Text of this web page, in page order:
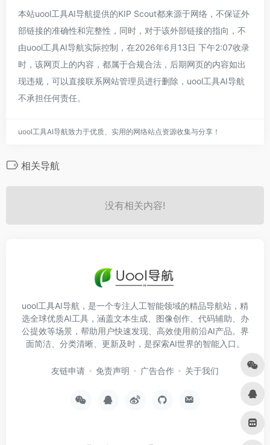
本站uool工具AI导航提供的KIP Scout都来源于网络，不保证外
部链接的准确性和完整性，同时，对于该外部链接的指向，不
由uool工具AI导航实际控制，在2026年6月13日 下午2:07收录
时，该网页上的内容，都属于合规合法，后期网页的内容如出
现违规，可以直接联系网站管理员进行删除，uool工具AI导航
不承担任何责任。
uool工具AI导航致力于优质、实用的网络站点资源收集与分享！
相关导航
没有相关内容!
uool工具AI导航，是一个专注人工智能领域的精品导航站，精
选全球优质AI工具，涵盖文本生成、图像创作、代码辅助、办
公提效等场景，帮助用户快速发现、高效使用前沿AI产品。界
面简洁、分类清晰、更新及时，是探索AI世界的智能入口。
友链申请 免责声明 广告合作 关于我们